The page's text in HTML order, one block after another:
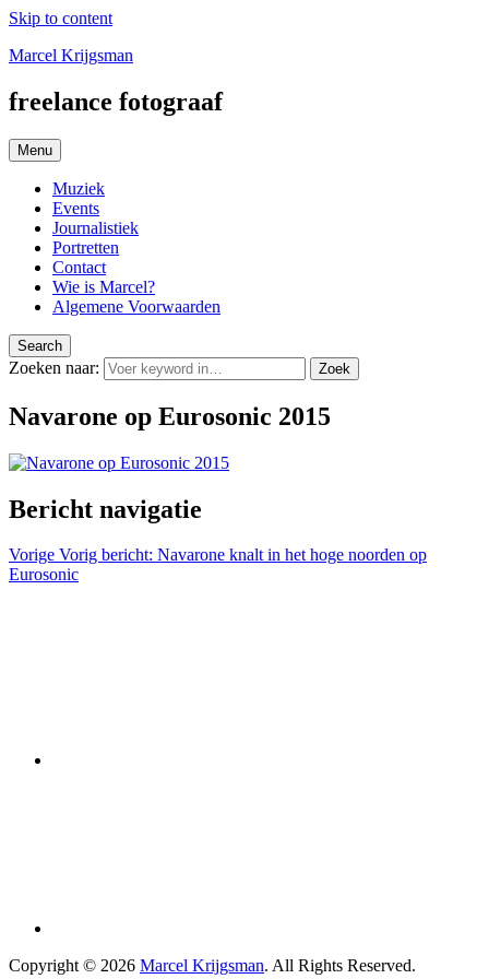
Skip to content
Marcel Krijgsman
freelance fotograaf
Menu
Muziek
Events
Journalistiek
Portretten
Contact
Wie is Marcel?
Algemene Voorwaarden
Search
Zoeken naar: Zoek
Navarone op Eurosonic 2015
Bericht navigatie
Vorige Vorig bericht: Navarone knalt in het hoge noorden op
Eurosonic
Copyright © 2026 Marcel Krijgsman. All Rights Reserved.